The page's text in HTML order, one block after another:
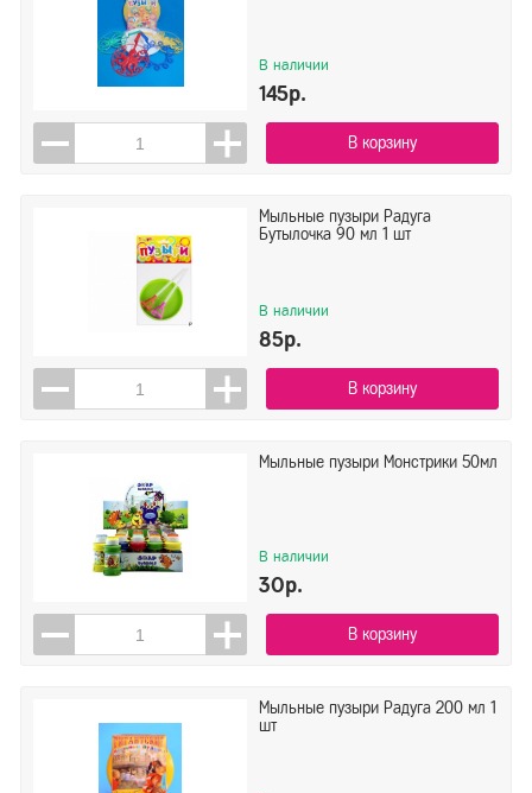
В наличии
145р.
В корзину
Мыльные пузыри Радуга
Бутылочка 90 мл 1 шт
В наличии
85р.
В корзину
Мыльные пузыри Монстрики 50мл
В наличии
30р.
В корзину
Мыльные пузыри Радуга 200 мл 1
шт